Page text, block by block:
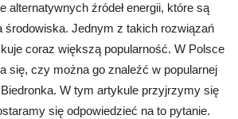
alternatywnych źródeł energii, które są
środowiska. Jednym z takich rozwiązań
coraz większą popularność. W Polsce
się, czy można go znaleźć w popularnej
W tym artykule przyjrzymy się
się odpowiedzieć na to pytanie.